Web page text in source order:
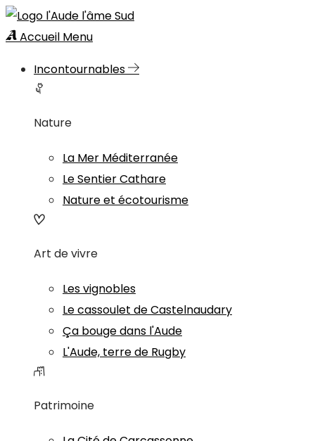
Accueil Menu
Incontournables
Nature
La Mer Méditerranée
Le Sentier Cathare
Nature et écotourisme
Art de vivre
Les vignobles
Le cassoulet de Castelnaudary
Ça bouge dans l'Aude
L'Aude, terre de Rugby
Patrimoine